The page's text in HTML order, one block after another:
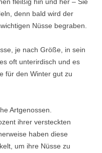
denn bald wird der
Nüsse begraben.
je nach Größe, in sein
oft unterirdisch und es
für den Winter gut zu
Artgenossen.
ihrer versteckten
haben diese
um ihre Nüsse zu